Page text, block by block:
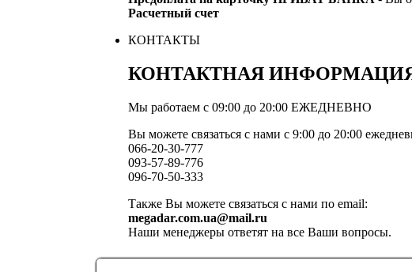
Расчетный счет
КОНТАКТЫ
КОНТАКТНАЯ
Мы работаем с 09:00 до 20:00 ЕЖЕДНЕВНО
Вы можете связаться с нами с 9:00 до 20:00
066-20-30-777
093-57-89-776
096-70-50-333
Также Вы можете связаться с нами по email:
megadar.com.ua@mail.ru
Наши менеджеры ответят на все Ваши вопросы.